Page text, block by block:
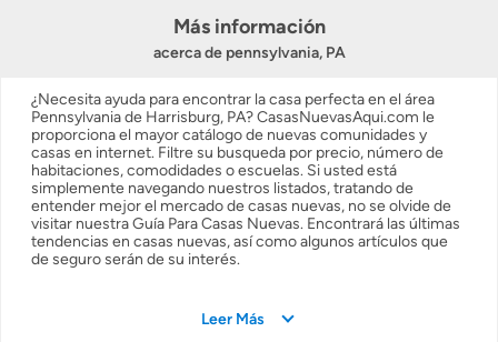
Obtener Aprobación Previa
Seguro de propietarios
Obtener ofertas por mi casa
Más información
acerca de pennsylvania, PA
¿Necesita ayuda para encontrar la casa perfecta en el área
Pennsylvania de Harrisburg, PA? CasasNuevasAqui.com le
proporciona el mayor catálogo de nuevas comunidades y
casas en internet. Filtre su busqueda por precio, número de
habitaciones, comodidades o escuelas. Si usted está
simplemente navegando nuestros listados, tratando de
entender mejor el mercado de casas nuevas, no se olvide de
visitar nuestra Guía Para Casas Nuevas. Encontrará las últimas
tendencias en casas nuevas, así como algunos artículos que
de seguro serán de su interés.
Leer Más